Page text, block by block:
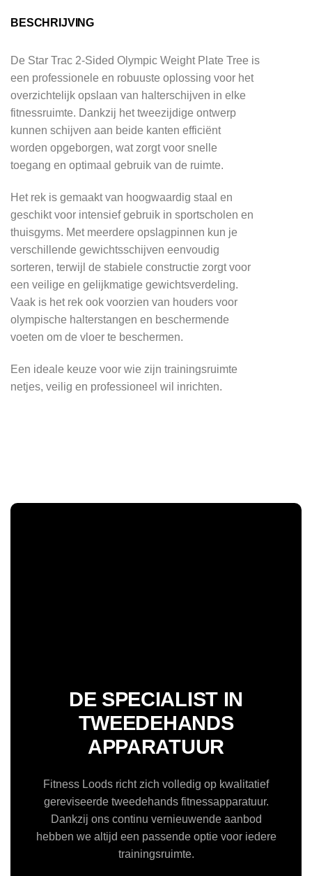
BESCHRIJVING
De Star Trac 2-Sided Olympic Weight Plate Tree is
een professionele en robuuste oplossing voor het
overzichtelijk opslaan van halterschijven in elke
fitnessruimte. Dankzij het tweezijdige ontwerp
kunnen schijven aan beide kanten efficiënt
worden opgeborgen, wat zorgt voor snelle
toegang en optimaal gebruik van de ruimte.
Het rek is gemaakt van hoogwaardig staal en
geschikt voor intensief gebruik in sportscholen en
thuisgyms. Met meerdere opslagpinnen kun je
verschillende gewichtsschijven eenvoudig
sorteren, terwijl de stabiele constructie zorgt voor
een veilige en gelijkmatige gewichtsverdeling.
Vaak is het rek ook voorzien van houders voor
olympische halterstangen en beschermende
voeten om de vloer te beschermen.
Een ideale keuze voor wie zijn trainingsruimte
netjes, veilig en professioneel wil inrichten.
DE SPECIALIST IN
TWEEDEHANDS
APPARATUUR
Fitness Loods richt zich volledig op kwalitatief
gereviseerde tweedehands fitnessapparatuur.
Dankzij ons continu vernieuwende aanbod
hebben we altijd een passende optie voor iedere
trainingsruimte.